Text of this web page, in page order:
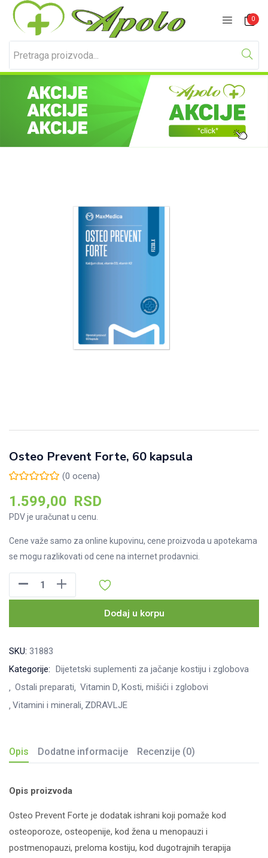
0
Prijavite se Registracija
Unesite svoje korisničko ime i lozinku za prijavu.
Osteo Prevent Forte, 60 kapsula
(0 ocena)
1.599,00 RSD
PDV je uračunat u cenu.
Cene važe samo za online kupovinu, cene proizvoda u apotekama
se mogu razlikovati od cene na internet prodavnici.
Prevent
60
Dodaj u korpu
SKU: 31883
Kategorije: Dijetetski suplementi za jačanje kostiju i zglobova
Ostali preparati
Vitamin D Kosti, mišići i zglobovi
Vitamini i minerali ZDRAVLJE
Opis Dodatne informacije Recenzije (0)
Opis proizvoda
Osteo Prevent Forte je dodatak ishrani koji pomaže kod
osteoporoze, osteopenije, kod žena u menopauzi i
postmenopauzi, preloma kostiju, kod dugotrajnih terapija